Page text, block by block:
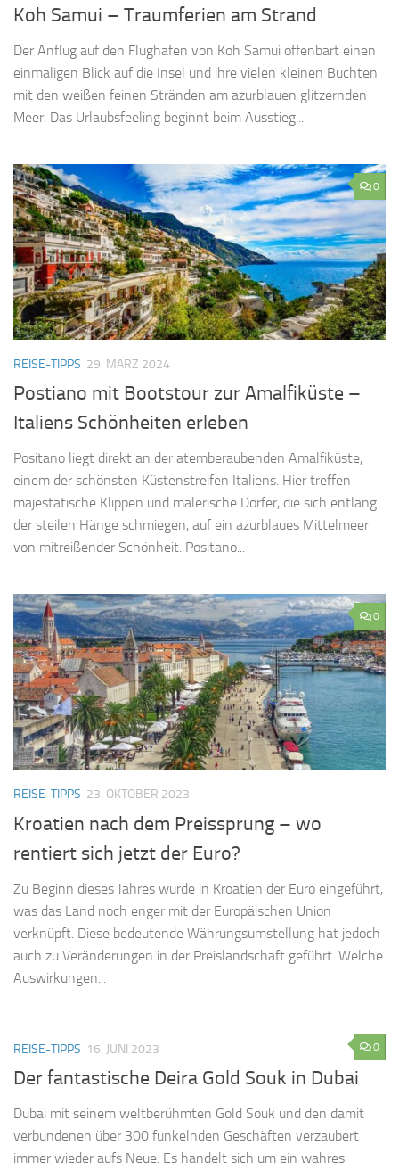
Koh Samui – Traumferien am Strand
Der Anflug auf den Flughafen von Koh Samui offenbart einen
einmaligen Blick auf die Insel und ihre vielen kleinen Buchten
mit den weißen feinen Stränden am azurblauen glitzernden
Meer. Das Urlaubsfeeling beginnt beim Ausstieg...
0
REISE-TIPPS 29. MÄRZ 2024
Postiano mit Bootstour zur Amalfiküste –
Italiens Schönheiten erleben
Positano liegt direkt an der atemberaubenden Amalfiküste,
einem der schönsten Küstenstreifen Italiens. Hier treffen
majestätische Klippen und malerische Dörfer, die sich entlang
der steilen Hänge schmiegen, auf ein azurblaues Mittelmeer
von mitreißender Schönheit. Positano...
0
REISE-TIPPS 23. OKTOBER 2023
Kroatien nach dem Preissprung – wo
rentiert sich jetzt der Euro?
Zu Beginn dieses Jahres wurde in Kroatien der Euro eingeführt,
was das Land noch enger mit der Europäischen Union
verknüpft. Diese bedeutende Währungsumstellung hat jedoch
auch zu Veränderungen in der Preislandschaft geführt. Welche
Auswirkungen...
0
REISE-TIPPS 16. JUNI 2023
Der fantastische Deira Gold Souk in Dubai
Dubai mit seinem weltberühmten Gold Souk und den damit
verbundenen über 300 funkelnden Geschäften verzaubert
immer wieder aufs Neue. Es handelt sich um ein wahres